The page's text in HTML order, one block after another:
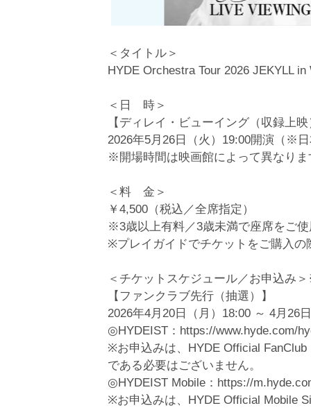
＜タイトル＞
HYDE Orchestra Tour 2026 JEKYLL
＜日 時＞
【ディレイ・ビューイング（収録上
2026年5月26日（火）19:00開演（※
※開場時間は映画館によって異なりま
＜料 金＞
￥4,500（税込／全席指定）
※3歳以上有料／3歳未満で座席をご
※プレイガイドでチケットをご購入
＜チケットスケジュール／お申込み
【ファンクラブ先行（抽選）】
2026年4月20日（月）18:00 ～ 4月26
◎HYDEIST：https://www.hyde.com/
※お申込みは、HYDE Official
である必要はございません。
◎HYDEIST Mobile：https://
※お申込みは、HYDE Official Mobile